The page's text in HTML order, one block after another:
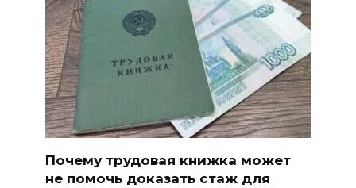
Почему трудовая книжка может
не помочь доказать стаж для